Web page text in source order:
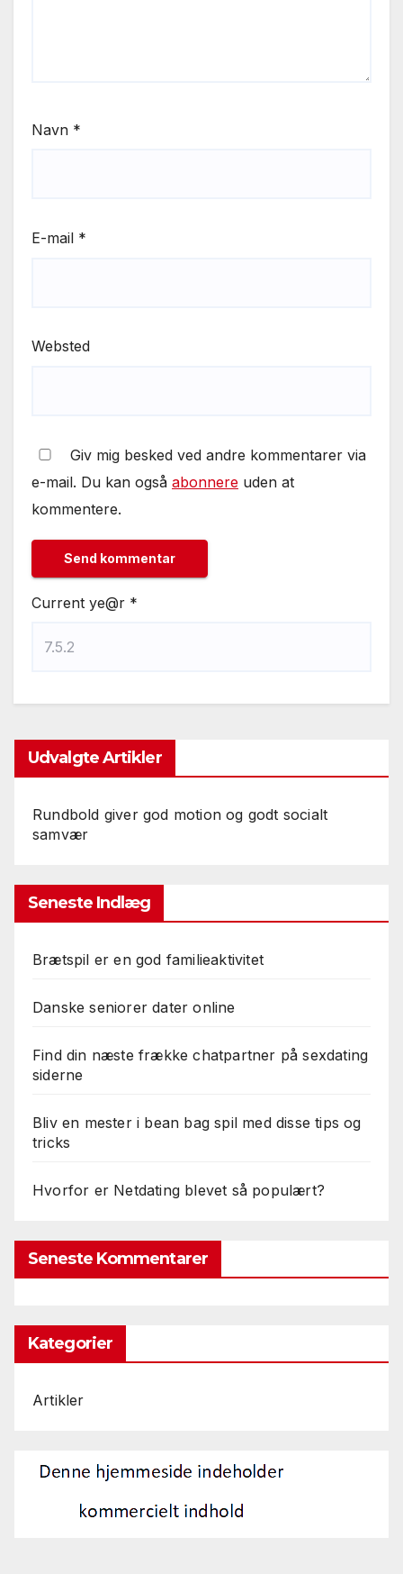
Navn *
E-mail *
Websted
Giv mig besked ved andre kommentarer via
e-mail. Du kan også abonnere uden at
kommentere.
Current ye@r *
Udvalgte Artikler
Rundbold giver god motion og godt socialt
samvær
Seneste Indlæg
Brætspil er en god familieaktivitet
Danske seniorer dater online
Find din næste frække chatpartner på sexdating
siderne
Bliv en mester i bean bag spil med disse tips og
tricks
Hvorfor er Netdating blevet så populært?
Seneste Kommentarer
Kategorier
Artikler